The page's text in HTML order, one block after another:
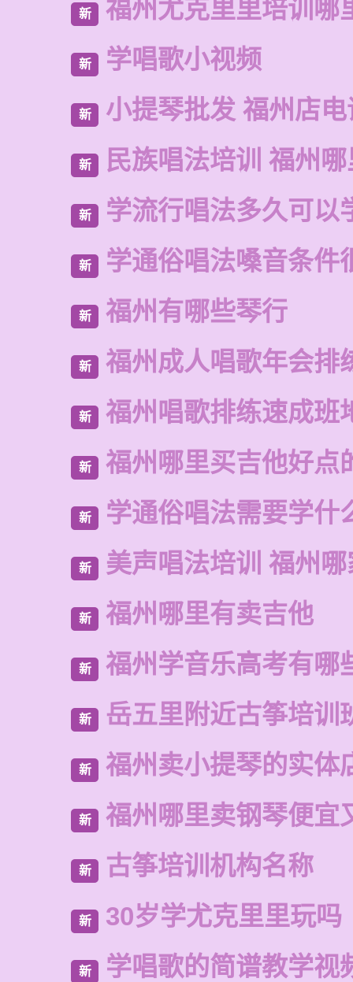
新 福州尤克里里培训哪
新 学唱歌小视频
新 小提琴批发 福州店
新 民族唱法培训 福州
新 学流行唱法多久可以
新 学通俗唱法嗓音条件
新 福州有哪些琴行
新 福州成人唱歌年会排
新 福州唱歌排练速成班
新 福州哪里买吉他好点
新 学通俗唱法需要学什
新 美声唱法培训 福州
新 福州哪里有卖吉他
新 福州学音乐高考有哪
新 岳五里附近古筝培训
新 福州卖小提琴的实体
新 福州哪里卖钢琴便宜
新 古筝培训机构名称
新 30岁学尤克里里玩吗
新 学唱歌的简谱教学视